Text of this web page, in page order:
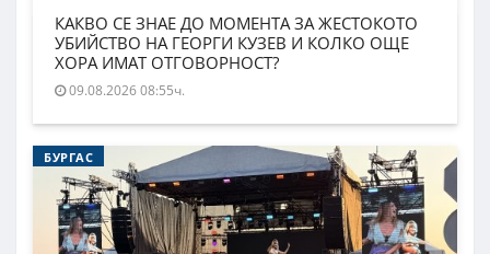
КАКВО СЕ ЗНАЕ ДО МОМЕНТА ЗА ЖЕСТОКОТО
УБИЙСТВО НА ГЕОРГИ КУЗЕВ И КОЛКО ОЩЕ
ХОРА ИМАТ ОТГОВОРНОСТ?
09.08.2026 08:55ч.
БУРГАС